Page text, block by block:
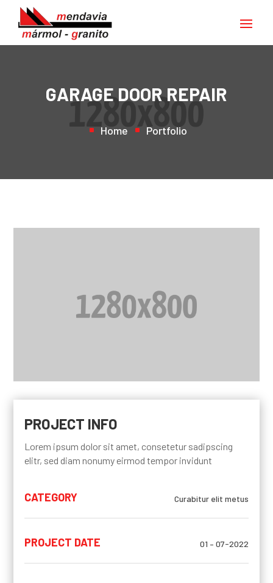
GARAGE DOOR REPAIR
Home Portfolio
PROJECT INFO
Lorem ipsum dolor sit amet, consetetur sadipscing
elitr, sed diam nonumy eirmod tempor invidunt
CATEGORY Curabitur elit metus
PROJECT DATE 01 – 07-2022